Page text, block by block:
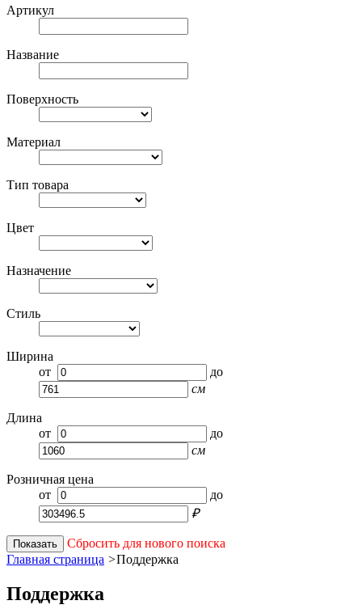
Артикул
Название
Поверхность
Материал
Тип товара
Цвет
Назначение
Стиль
Ширина
от
до
см
Длина
от
до
см
Розничная цена
от
до
₽
Показать
Сбросить для нового поиска
Главная страница >Поддержка
Поддержка